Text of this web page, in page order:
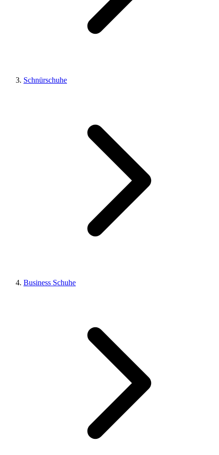
Schnürschuhe
Business Schuhe